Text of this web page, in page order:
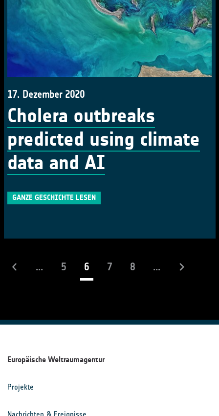
17. Dezember 2020
Cholera outbreaks
predicted using climate
data and AI
GANZE GESCHICHTE LESEN
... 5 6(laufend)
7 8 ...
Europäische Weltraumagentur
Projekte